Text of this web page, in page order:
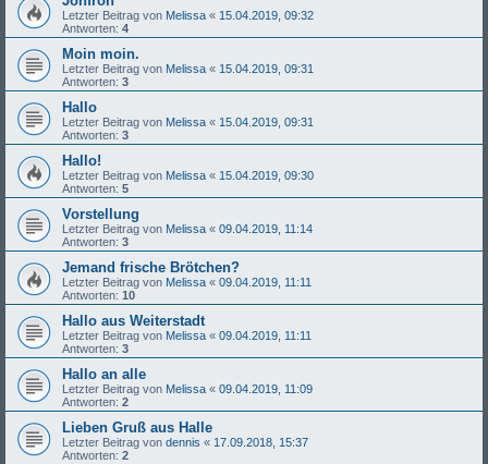
Letzter Beitrag von Melissa « 15.04.2019, 09:32
Antworten: 4
Moin moin.
Letzter Beitrag von Melissa « 15.04.2019, 09:31
Antworten: 3
Hallo
Letzter Beitrag von Melissa « 15.04.2019, 09:31
Antworten: 3
Hallo!
Letzter Beitrag von Melissa « 15.04.2019, 09:30
Antworten: 5
Vorstellung
Letzter Beitrag von Melissa « 09.04.2019, 11:14
Antworten: 3
Jemand frische Brötchen?
Letzter Beitrag von Melissa « 09.04.2019, 11:11
Antworten: 10
Hallo aus Weiterstadt
Letzter Beitrag von Melissa « 09.04.2019, 11:11
Antworten: 3
Hallo an alle
Letzter Beitrag von Melissa « 09.04.2019, 11:09
Antworten: 2
Lieben Gruß aus Halle
Letzter Beitrag von dennis « 17.09.2018, 15:37
Antworten: 2